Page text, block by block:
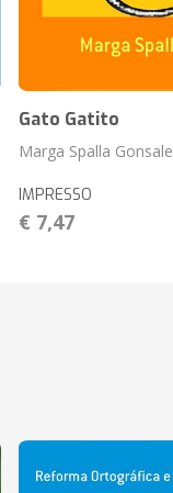
Gato Gatito
Marga Spalla
IMPRESSO
€ 7,47